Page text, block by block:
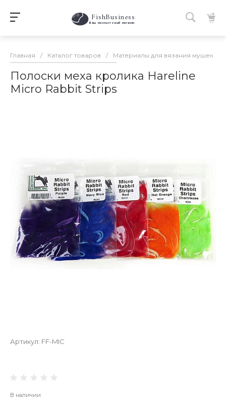
FishBusiness
Ваш нахлыстовый магазин
Главная / Каталог товаров / Материалы для вязания мушек
Полоски меха кролика Hareline
Micro Rabbit Strips
Артикул: FF-MIC
В наличии